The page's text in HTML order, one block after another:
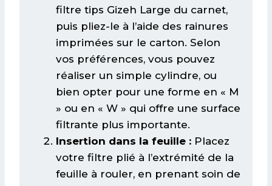
filtre tips Gizeh Large du carnet,
puis pliez-le à l’aide des rainures
imprimées sur le carton. Selon
vos préférences, vous pouvez
réaliser un simple cylindre, ou
bien opter pour une forme en « M
» ou en « W » qui offre une surface
filtrante plus importante.
Insertion dans la feuille : Placez
votre filtre plié à l’extrémité de la
feuille à rouler, en prenant soin de